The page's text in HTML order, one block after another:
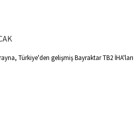
Türkiye'den gelişmiş Bayraktar TB2 İHA'ları